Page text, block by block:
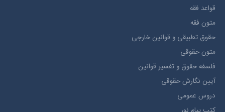
قواعد فقه
متون فقه
حقوق تطبيقي و قوانین خارجی
متون حقوقي
فلسفه حقوق و تفسیر قوانین
آیین نگارش حقوقی
دروس عمومی